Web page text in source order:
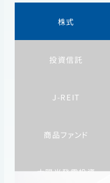
株式
投資信託
J-REIT
商品ファンド
太陽光発電投資